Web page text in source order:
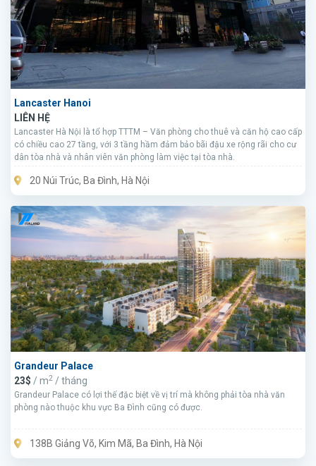
Lancaster Hanoi
LIÊN HỆ
Lancaster Hà Nội là tổ hợp TTTM – Văn phòng cho thuê và căn hộ cao cấp
có chiều cao 27 tầng, với 3 tầng hầm đảm bảo bãi đậu xe rộng rãi cho cư
dân tòa nhà và nhân viên văn phòng làm việc tại tòa nhà.
20 Núi Trúc, Ba Đình, Hà Nội
Grandeur Palace
23$ / m2 / tháng
Grandeur Palace có lợi thế đặc biệt về vị trí mà không phải tòa nhà văn
phòng nào thuộc khu vực Ba Đình cũng có được.
138B Giảng Võ, Kim Mã, Ba Đình, Hà Nội